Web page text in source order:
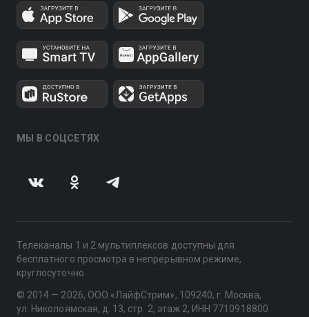
МЫ В СОЦСЕТЯХ
Телеканалы 1 и 2 мультиплексов доступны для
бесплатного просмотра в непрерывном режиме,
круглосуточно.
© 2014 — 2026, ООО «ЛайфСтрим», 109240, г. Москва,
ул. Николоямская, д. 13, стр. 2, этаж 2, ИНН 7710918800